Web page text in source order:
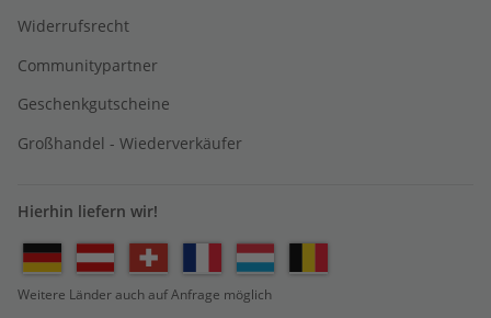
Widerrufsrecht
Communitypartner
Geschenkgutscheine
Großhandel - Wiederverkäufer
Hierhin liefern wir!
Weitere Länder auch auf Anfrage möglich